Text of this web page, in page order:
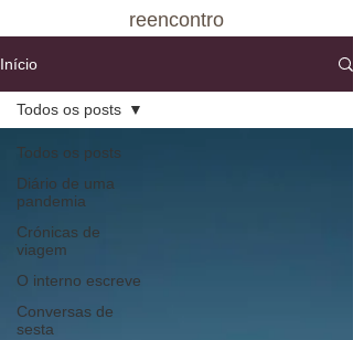
reencontro
Início
Todos os posts
Diário de uma
pandemia
Crónicas de
viagem
O interno escreve
Conversas de
sesta
Todos os posts